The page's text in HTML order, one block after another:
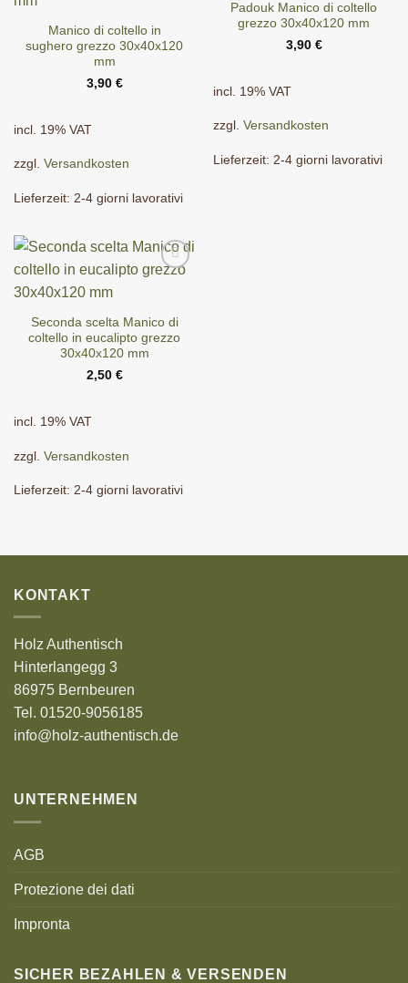
Manico di coltello in
sughero grezzo 30x40x120
mm
3,90 €
incl. 19% VAT
zzgl. Versandkosten
Lieferzeit: 2-4 giorni lavorativi
Padouk Manico di coltello
grezzo 30x40x120 mm
3,90 €
incl. 19% VAT
zzgl. Versandkosten
Lieferzeit: 2-4 giorni lavorativi
Seconda scelta Manico di
coltello in eucalipto grezzo
30x40x120 mm
2,50 €
incl. 19% VAT
zzgl. Versandkosten
Lieferzeit: 2-4 giorni lavorativi
KONTAKT
Holz Authentisch
Hinterlangegg 3
86975 Bernbeuren
Tel. 01520-9056185
info@holz-authentisch.de
UNTERNEHMEN
AGB
Protezione dei dati
Impronta
SICHER BEZAHLEN & VERSENDEN